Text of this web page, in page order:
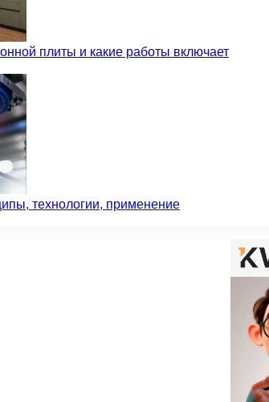
плиты и какие работы включает
технологии, применение